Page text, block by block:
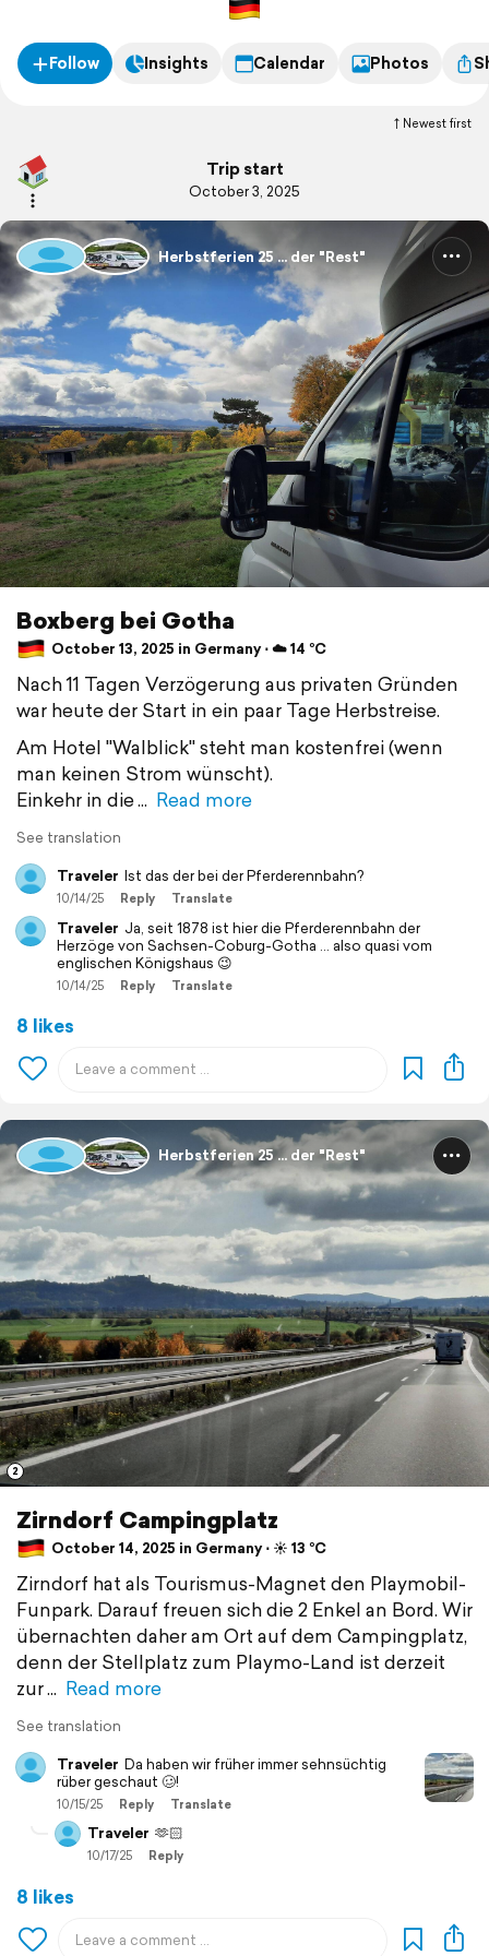
Follow Insights Calendar Photos
Newest first
Trip start
October 3, 2025
Herbstferien 25 ... der "Rest"
Boxberg bei Gotha
October 13, 2025 in Germany ⋅ ☁️ 14 °C
Nach 11 Tagen Verzögerung aus privaten Gründen
war heute der Start in ein paar Tage Herbstreise.
Am Hotel "Walblick" steht man kostenfrei (wenn
man keinen Strom wünscht).
Einkehr in die
Read more
See translation
Traveler Ist das der bei der Pferderennbahn?
10/14/25 Reply Translate
Traveler Ja, seit 1878 ist hier die Pferderennbahn der
Herzöge von Sachsen-Coburg-Gotha ... also quasi vom
englischen Königshaus 😉
10/14/25 Reply Translate
8 likes
Herbstferien 25 ... der "Rest"
2
Zirndorf Campingplatz
October 14, 2025 in Germany ⋅ ☀️ 13 °C
Zirndorf hat als Tourismus-Magnet den Playmobil-
Funpark. Darauf freuen sich die 2 Enkel an Bord. Wir
übernachten daher am Ort auf dem Campingplatz,
denn der Stellplatz zum Playmo-Land ist derzeit
zur
Read more
See translation
Traveler Da haben wir früher immer sehnsüchtig
rüber geschaut 🥴!
10/15/25 Reply Translate
Traveler 🫶🏻
10/17/25 Reply
8 likes